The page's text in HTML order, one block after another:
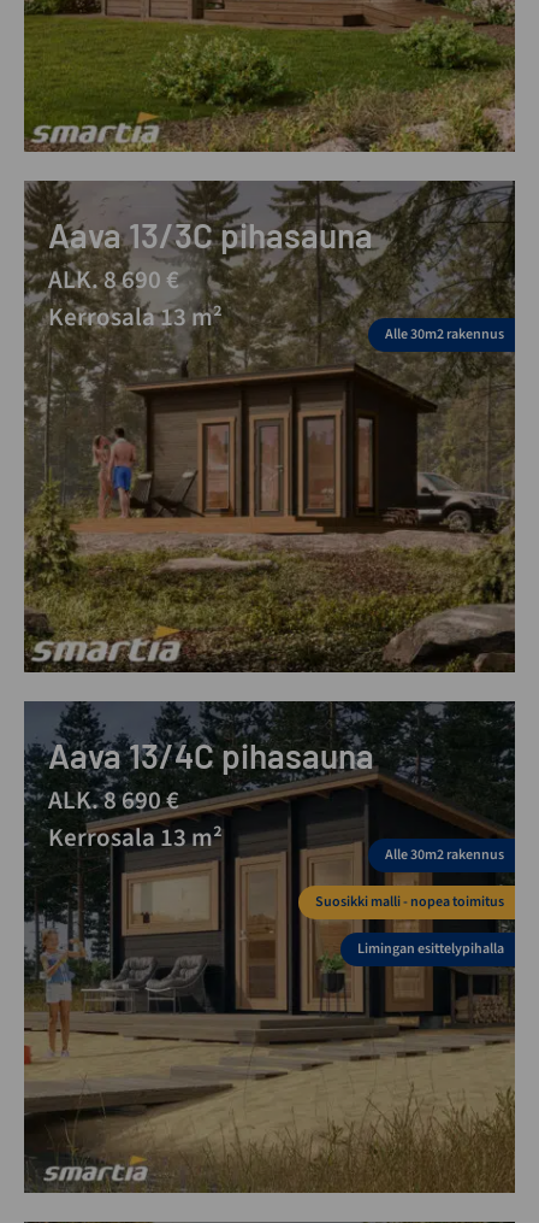
Aava 13/3C pihasauna
ALK. 8 690 €
Kerrosala 13 m²
Alle 30m2 rakennus
Aava 13/4C pihasauna
ALK. 8 690 €
Kerrosala 13 m²
Alle 30m2 rakennus
Suosikki malli - nopea toimitus
Limingan esittelypihalla